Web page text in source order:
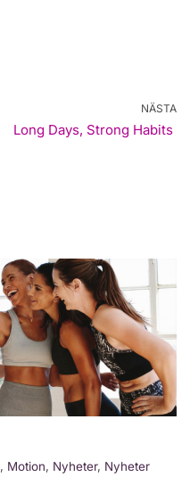
NÄSTA
Long Days, Strong Habits
, Motion, Nyheter, Nyheter